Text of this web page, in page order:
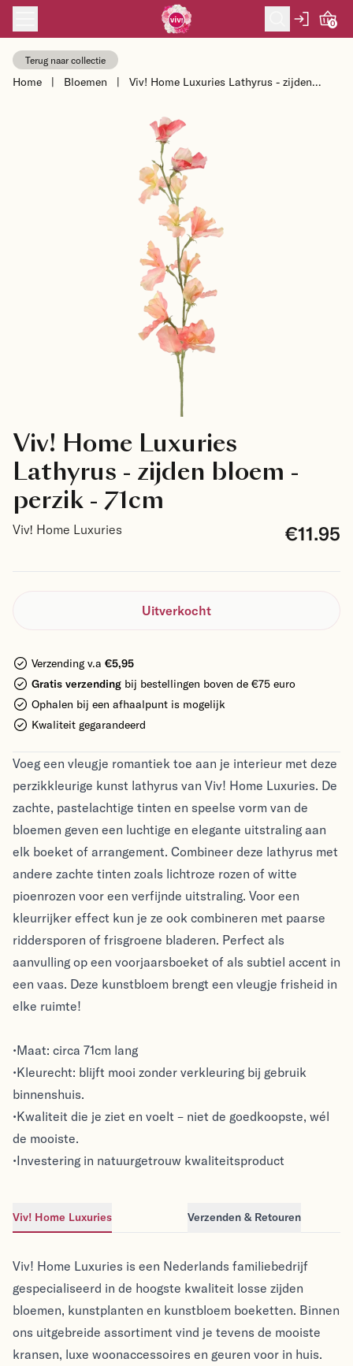
Skip to content
0
Terug naar collectie
Home | Bloemen |
Viv! Home Luxuries Lathyrus - zijden
Viv! Home Luxuries
Lathyrus - zijden bloem -
perzik - 71cm
Viv! Home Luxuries €11.95
Uitverkocht
Verzending v.a €5,95
Gratis verzending bij bestellingen boven de €75 euro
Ophalen bij een afhaalpunt is mogelijk
Kwaliteit gegarandeerd
Voeg een vleugje romantiek toe aan je interieur met deze
perzikkleurige kunst lathyrus van Viv! Home Luxuries. De
zachte, pastelachtige tinten en speelse vorm van de
bloemen geven een luchtige en elegante uitstraling aan
elk boeket of arrangement. Combineer deze lathyrus met
andere zachte tinten zoals lichtroze rozen of witte
pioenrozen voor een verfijnde uitstraling. Voor een
kleurrijker effect kun je ze ook combineren met paarse
riddersporen of frisgroene bladeren. Perfect als
aanvulling op een voorjaarsboeket of als subtiel accent in
een vaas. Deze kunstbloem brengt een vleugje frisheid in
elke ruimte!
•Maat: circa 71cm lang
•Kleurecht: blijft mooi zonder verkleuring bij gebruik
binnenshuis.
•Kwaliteit die je ziet en voelt – niet de goedkoopste, wél
de mooiste.
•Investering in natuurgetrouw kwaliteitsproduct
Viv! Home Luxuries Verzenden & Retouren
Viv! Home Luxuries
Viv! Home Luxuries
Viv! Home Luxuries is een Nederlands familiebedrijf
gespecialiseerd in de hoogste kwaliteit losse zijden
bloemen, kunstplanten en kunstbloem boeketten. Binnen
ons uitgebreide assortiment vind je tevens de mooiste
kransen, luxe woonaccessoires en geuren voor in huis.